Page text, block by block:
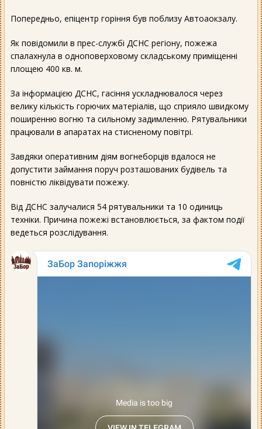
Попередньо, епіцентр горіння був поблизу Автоаокзалу.
Як повідомили в прес-службі ДСНС регіону, пожежа
спалахнула в одноповерховому складському приміщенні
площею 400 кв. м.
За інформацією ДСНС, гасіння ускладнювалося через
велику кількість горючих матеріалів, що сприяло швидкому
поширенню вогню та сильному задимленню. Рятувальники
працювали в апаратах на стисненому повітрі.
Завдяки оперативним діям вогнеборців вдалося не
допустити займання поруч розташованих будівель та
повністю ліквідувати пожежу.
Від ДСНС залучалися 54 рятувальники та 10 одиниць
техніки. Причина пожежі встановлюється, за фактом події
ведеться розслідування.